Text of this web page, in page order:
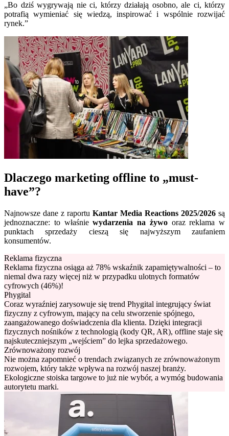
„Bo dziś wygrywają nie ci, którzy działają osobno, ale ci, którzy
potrafią wymieniać się wiedzą, inspirować i wspólnie rozwijać
rynek.”
Dlaczego marketing offline to „must-
have”?
Najnowsze dane z raportu Kantar Media Reactions 2025/2026 są
jednoznaczne: to właśniewydarzenia na żywooraz reklama w
punktach sprzedaży cieszą się najwyższym zaufaniem
konsumentów.
Reklama fizyczna
Reklama fizyczna osiąga aż 78% wskaźnik zapamiętywalności – to
niemal dwa razy więcej niż w przypadku ulotnych formatów
cyfrowych (46%)!
Phygital
Coraz wyraźniej zarysowuje się trend Phygital integrujący świat
fizyczny z cyfrowym, mający na celu stworzenie spójnego,
zaangażowanego doświadczenia dla klienta. Dzięki integracji
fizycznych nośników z technologią (kody QR, AR), offline staje się
najskuteczniejszym „wejściem” do lejka sprzedażowego.
Zrównoważony rozwój
Nie można zapomnieć o trendach związanych ze zrównoważonym
rozwojem, który także wpływa na rozwój naszej branży.
Ekologiczne stoiska targowe to już nie wybór, a wymóg budowania
autorytetu marki.